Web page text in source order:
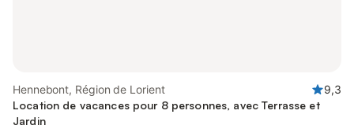
Hennebont, Région de Lorient
9,3
Location de vacances pour 8 personnes, avec Terrasse et
Jardin